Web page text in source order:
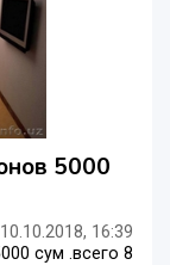
5000
10.10.2018, 16:39
сум .всего 8